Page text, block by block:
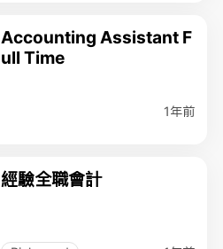
Accounting Assistant F
ull Time
1年前
經驗全職會計